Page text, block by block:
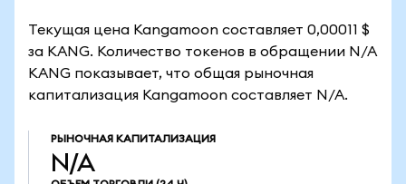
Текущая цена Kangamoon составляет 0,00011 $
за KANG. Количество токенов в обращении N/A
KANG показывает, что общая рыночная
капитализация Kangamoon составляет N/A.
РЫНОЧНАЯ КАПИТАЛИЗАЦИЯ
N/A